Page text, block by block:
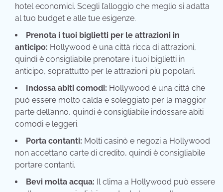
hotel economici. Scegli l’alloggio che meglio si adatta
al tuo budget e alle tue esigenze.
Prenota i tuoi biglietti per le attrazioni in
anticipo: Hollywood è una città ricca di attrazioni,
quindi è consigliabile prenotare i tuoi biglietti in
anticipo, soprattutto per le attrazioni più popolari.
Indossa abiti comodi: Hollywood è una città che
può essere molto calda e soleggiato per la maggior
parte dell’anno, quindi è consigliabile indossare abiti
comodi e leggeri.
Porta contanti: Molti casinò e negozi a Hollywood
non accettano carte di credito, quindi è consigliabile
portare contanti.
Bevi molta acqua: Il clima a Hollywood può essere